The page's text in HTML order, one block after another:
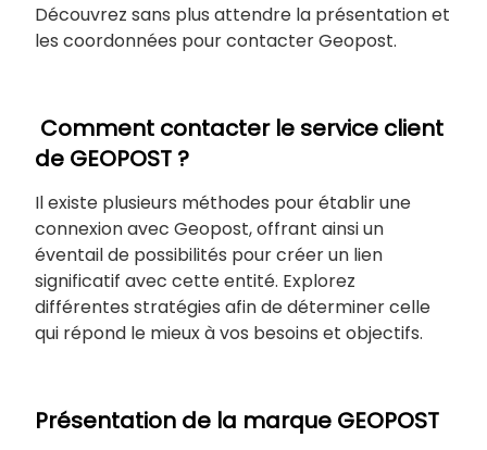
Découvrez sans plus attendre la présentation et
les coordonnées pour contacter Geopost.
Comment contacter le service client
de GEOPOST ?
Il existe plusieurs méthodes pour établir une
connexion avec Geopost, offrant ainsi un
éventail de possibilités pour créer un lien
significatif avec cette entité. Explorez
différentes stratégies afin de déterminer celle
qui répond le mieux à vos besoins et objectifs.
Présentation de la marque GEOPOST